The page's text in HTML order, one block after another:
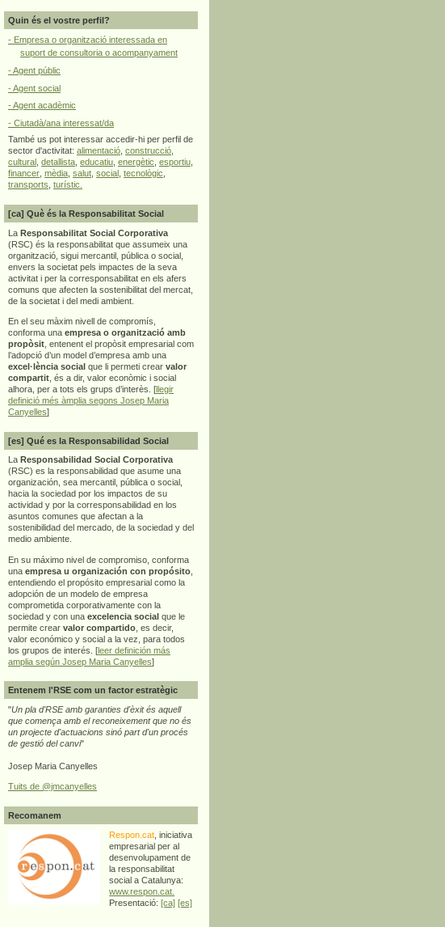
Quin és el vostre perfil?
- Empresa o organització interessada en
suport de consultoria o acompanyament
- Agent públic
- Agent social
- Agent acadèmic
- Ciutadà/ana interessat/da
També us pot interessar accedir-hi per perfil de
sector d'activitat: alimentació construcció
cultural
detallista educatiu energètic esportiu
financer mèdia salut social tecnològic
transports turístic.
[ca] Què és la Responsabilitat Social
La Responsabilitat Social Corporativa
(RSC) és la responsabilitat que assumeix una
organització, sigui mercantil, pública o social,
envers la societat pels impactes de la seva
activitat i per la corresponsabilitat en els afers
comuns que afecten la sostenibilitat del mercat,
de la societat i del medi ambient.
En el seu màxim nivell de compromís,
conforma una empresa o organització amb
propòsit , entenent el propòsit empresarial com
l’adopció d’un model d’empresa amb una
excel·lència social que li permeti crear valor
compartit , és a dir, valor econòmic i social
alhora, per a tots els grups d’interès. [llegir
definició més àmplia segons Josep Maria
Canyelles]
[es] Qué es la Responsabilidad Social
La Responsabilidad Social Corporativa
(RSC) es la responsabilidad que asume una
organización, sea mercantil, pública o social,
hacia la sociedad por los impactos de su
actividad y por la corresponsabilidad en los
asuntos comunes que afectan a la
sostenibilidad del mercado, de la sociedad y del
medio ambiente.
En su máximo nivel de compromiso, conforma
una empresa u organización con propósito
entendiendo el propósito empresarial como la
adopción de un modelo de empresa
comprometida corporativamente con la
sociedad y con una excelencia social que le
permite crear valor compartido , es decir,
valor económico y social a la vez, para todos
los grupos de interés. [leer definición más
amplia según Josep Maria Canyelles]
Entenem l'RSE com un factor estratègic
"Un pla d'RSE amb garanties d'èxit és aquell
que comença amb el reconeixement que no és
un projecte d'actuacions sinó part d'un procés
de gestió del canvi"
Josep Maria Canyelles
Tuits de @jmcanyelles
Recomanem
Respon.cat , iniciativa
empresarial per al
desenvolupament de
la responsabilitat
social a Catalunya:
www.respon.cat.
Presentació:[ca] [es]